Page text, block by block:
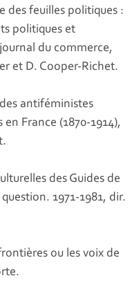
des feuilles politiques :
politiques et
du commerce,
et D. Cooper-Richet.
antiféministes
France (1870-1914),
des Guides de
1971-1981, dir.
ou les voix de